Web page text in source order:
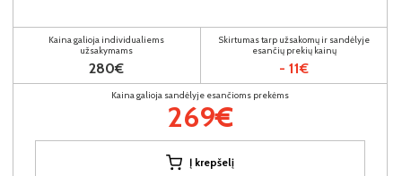
Kaina galioja individualiems
užsakymams
280€
Skirtumas tarp užsakomų ir sandėlyje
esančių prekių kainų
- 11€
Kaina galioja sandėlyje esančioms prekėms
269€
Į krepšelį